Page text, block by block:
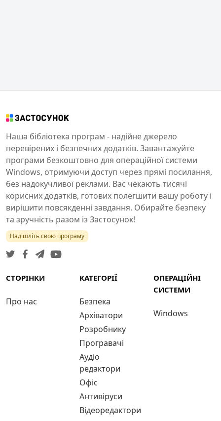
Наша бібліотека програм - надійне джерело
перевірених і безпечних додатків. Завантажуйте
програми безкоштовно для операційної системи
Windows, отримуючи доступ через прямі посилання,
без надокучливої реклами. Вас чекають тисячі
корисних додатків, готових полегшити вашу роботу і
вирішити повсякденні завдання. Обирайте безпеку
та зручність разом із Застосунок!
Надішліть свою програму
СТОРІНКИ
Про нас
КАТЕГОРІЇ
Безпека
Архіватори
Розробнику
Програвачі
Аудіо
редактори
Офіс
Антивіруси
Відеоредактори
ОПЕРАЦІЙНІ
СИСТЕМИ
Windows